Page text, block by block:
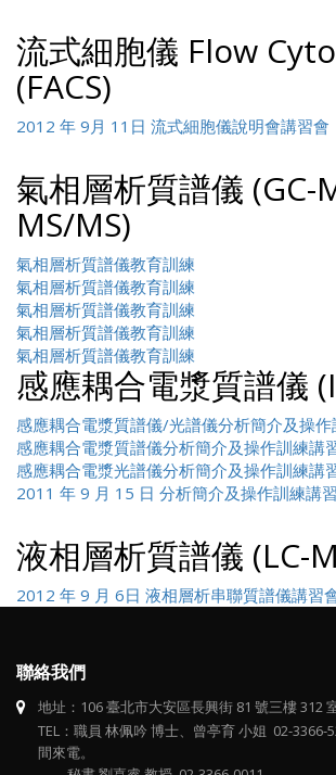
流式細胞儀 Flow
(FACS)
2012 年 9月 11日 流式細胞儀說明會講習會
氣相層析質譜儀 (GC-
MS/MS)
氣相層析質譜儀教育訓練
氣相層析質譜儀教育訓練
氣相層析質譜儀教育訓練
氣相層析質譜儀教育訓練
氣相層析質譜儀教育訓練
感應耦合電漿質譜儀
感應耦合電漿質譜儀/光譜儀分析簡介及操作
感應耦合電漿質譜儀分析簡介及操作訓練講
感應耦合電漿光譜儀分析簡介及操作訓練講
2011 年 9 月 15 日 分析簡介及操作訓練講
液相層析質譜儀 (LC-
2012 年 9 月 6日 液相層析串聯質譜儀講習
聯絡我們
地址：106 臺北市大安區長興街 81 號三樓 312
TEL：職員 林佩吟 博士、曾亭育 小姐 02-3366-
間來電。